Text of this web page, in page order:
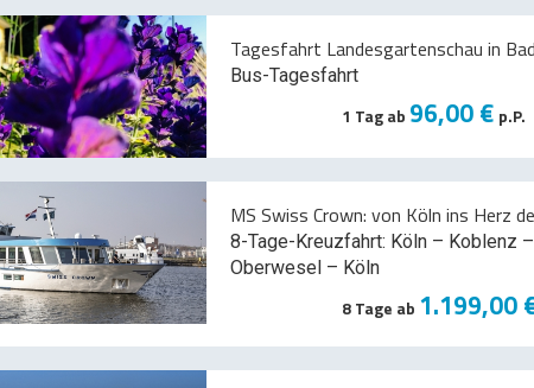
Tagesfahrt Landesgartenschau in
Bus-Tagesfahrt
1 Tag ab 96,00 € p.P.
MS Swiss Crown: von Köln ins Herz
8-Tage-Kreuzfahrt: Köln – Koblenz
Oberwesel – Köln
8 Tage ab 1.199,00